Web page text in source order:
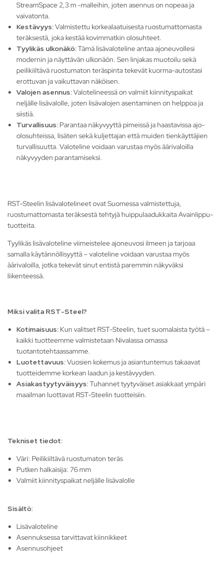
StreamSpace 2,3 m -malleihin, joten asennus on nopeaa ja
vaivatonta.
Kestävyys:Valmistettu korkealaatuisesta ruostumattomasta
teräksestä, joka kestää kovimmatkin olosuhteet.
Tyylikäs ulkonäkö:Tämä lisävaloteline antaa ajoneuvollesi
modernin ja näyttävän ulkonäön. Sen linjakas muotoilu sekä
peilikiiltävä ruostumaton teräspinta tekevät kuorma-autostasi
erottuvan ja vaikuttavan näköisen.
Valojen asennus:Valotelineessä on valmiit kiinnityspaikat
neljälle lisävalolle, joten lisävalojen asentaminen on helppoa ja
siistiä.
Turvallisuus: Parantaa näkyvyyttä pimeissä ja haastavissa ajo-
olosuhteissa, lisäten sekä kuljettajan että muiden tienkäyttäjien
turvallisuutta. Valoteline voidaan varustaa myös äärivaloilla
näkyvyyden parantamiseksi.
RST-Steelin lisävalotelineet ovat Suomessa valmistettuja,
ruostumattomasta teräksestä tehtyjä huippulaadukkaita Avainlippu-
tuotteita.
Tyylikäs lisävaloteline viimeistelee ajoneuvosi ilmeen ja tarjoaa
samalla käytännöllisyyttä – valoteline voidaan varustaa myös
äärivaloilla, jotka tekevät sinut entistä paremmin näkyväksi
liikenteessä.
Miksi valita RST-Steel?
Kotimaisuus: Kun valitset RST-Steelin, tuet suomalaista työtä –
kaikki tuotteemme valmistetaan Nivalassa omassa
tuotantotehtaassamme.
Luotettavuus:Vuosien kokemus ja asiantuntemus takaavat
tuotteidemme korkean laadun ja kestävyyden.
Asiakastyytyväisyys:Tuhannet tyytyväiset asiakkaat ympäri
maailman luottavat RST-Steelin tuotteisiin.
Tekniset tiedot:
Väri: Peilikiiltävä ruostumaton teräs
Putken halkaisija: 76 mm
Valmiit kiinnityspaikat neljälle lisävalolle
Sisältö:
Lisävaloteline
Asennuksessa tarvittavat kiinnikkeet
Asennusohjeet